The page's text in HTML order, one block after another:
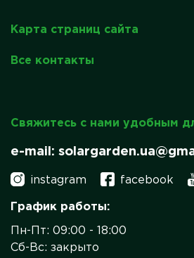
Карта страниц сайта
Все контакты
Свяжитесь с нами удобным
e-mail:
instagram facebook
График работы:
Пн-Пт: 09:00 - 18:00
Сб-Вс: закрыто